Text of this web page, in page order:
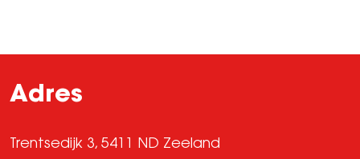
Adres
Trentsedijk 3, 5411 ND Zeeland